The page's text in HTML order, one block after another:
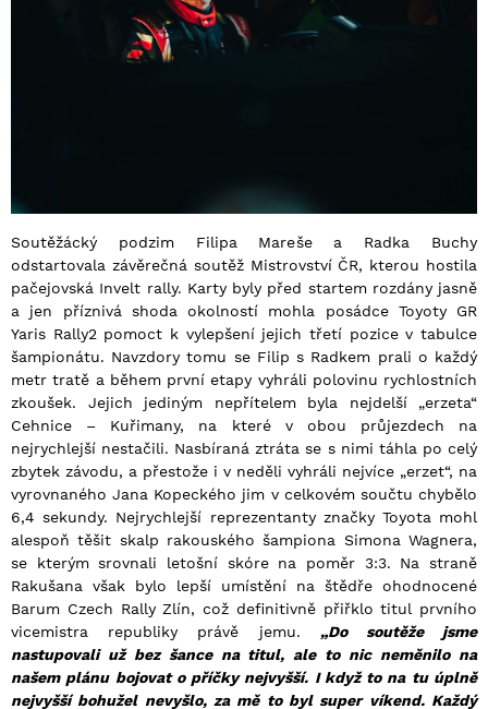
Soutěžácký podzim Filipa Mareše a Radka Buchy
odstartovala závěrečná soutěž Mistrovství ČR, kterou hostila
pačejovská Invelt rally. Karty byly před startem rozdány jasně
a jen příznivá shoda okolností mohla posádce Toyoty GR
Yaris Rally2 pomoct k vylepšení jejich třetí pozice v tabulce
šampionátu. Navzdory tomu se Filip s Radkem prali o každý
metr tratě a během první etapy vyhráli polovinu rychlostních
zkoušek. Jejich jediným nepřítelem byla nejdelší „erzeta“
Cehnice – Kuřimany, na které v obou průjezdech na
nejrychlejší nestačili. Nasbíraná ztráta se s nimi táhla po celý
zbytek závodu, a přestože i v neděli vyhráli nejvíce „erzet“, na
vyrovnaného Jana Kopeckého jim v celkovém součtu chybělo
6,4 sekundy. Nejrychlejší reprezentanty značky Toyota mohl
alespoň těšit skalp rakouského šampiona Simona Wagnera,
se kterým srovnali letošní skóre na poměr 3:3. Na straně
Rakušana však bylo lepší umístění na štědře ohodnocené
Barum Czech Rally Zlín, což definitivně přiřklo titul prvního
vicemistra republiky právě jemu. „Do soutěže jsme
nastupovali už bez šance na titul, ale to nic neměnilo na
našem plánu bojovat o příčky nejvyšší. I když to na tu úplně
nejvyšší bohužel nevyšlo, za mě to byl super víkend. Každý